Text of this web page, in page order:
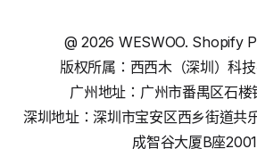
@2026 WESWOO. Shopify
版权所属：西西木（深圳）科
广州地址：广州市番禺区石楼
深圳地址：深圳市宝安区西乡街道共
成智谷大厦B座